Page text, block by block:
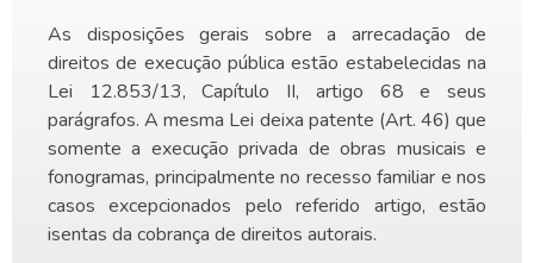
As disposições gerais sobre a arrecadação de
direitos de execução pública estão estabelecidas na
Lei 12.853/13, Capítulo II, artigo 68 e seus
parágrafos. A mesma Lei deixa patente (Art. 46) que
somente a execução privada de obras musicais e
fonogramas, principalmente no recesso familiar e nos
casos excepcionados pelo referido artigo, estão
isentas da cobrança de direitos autorais.